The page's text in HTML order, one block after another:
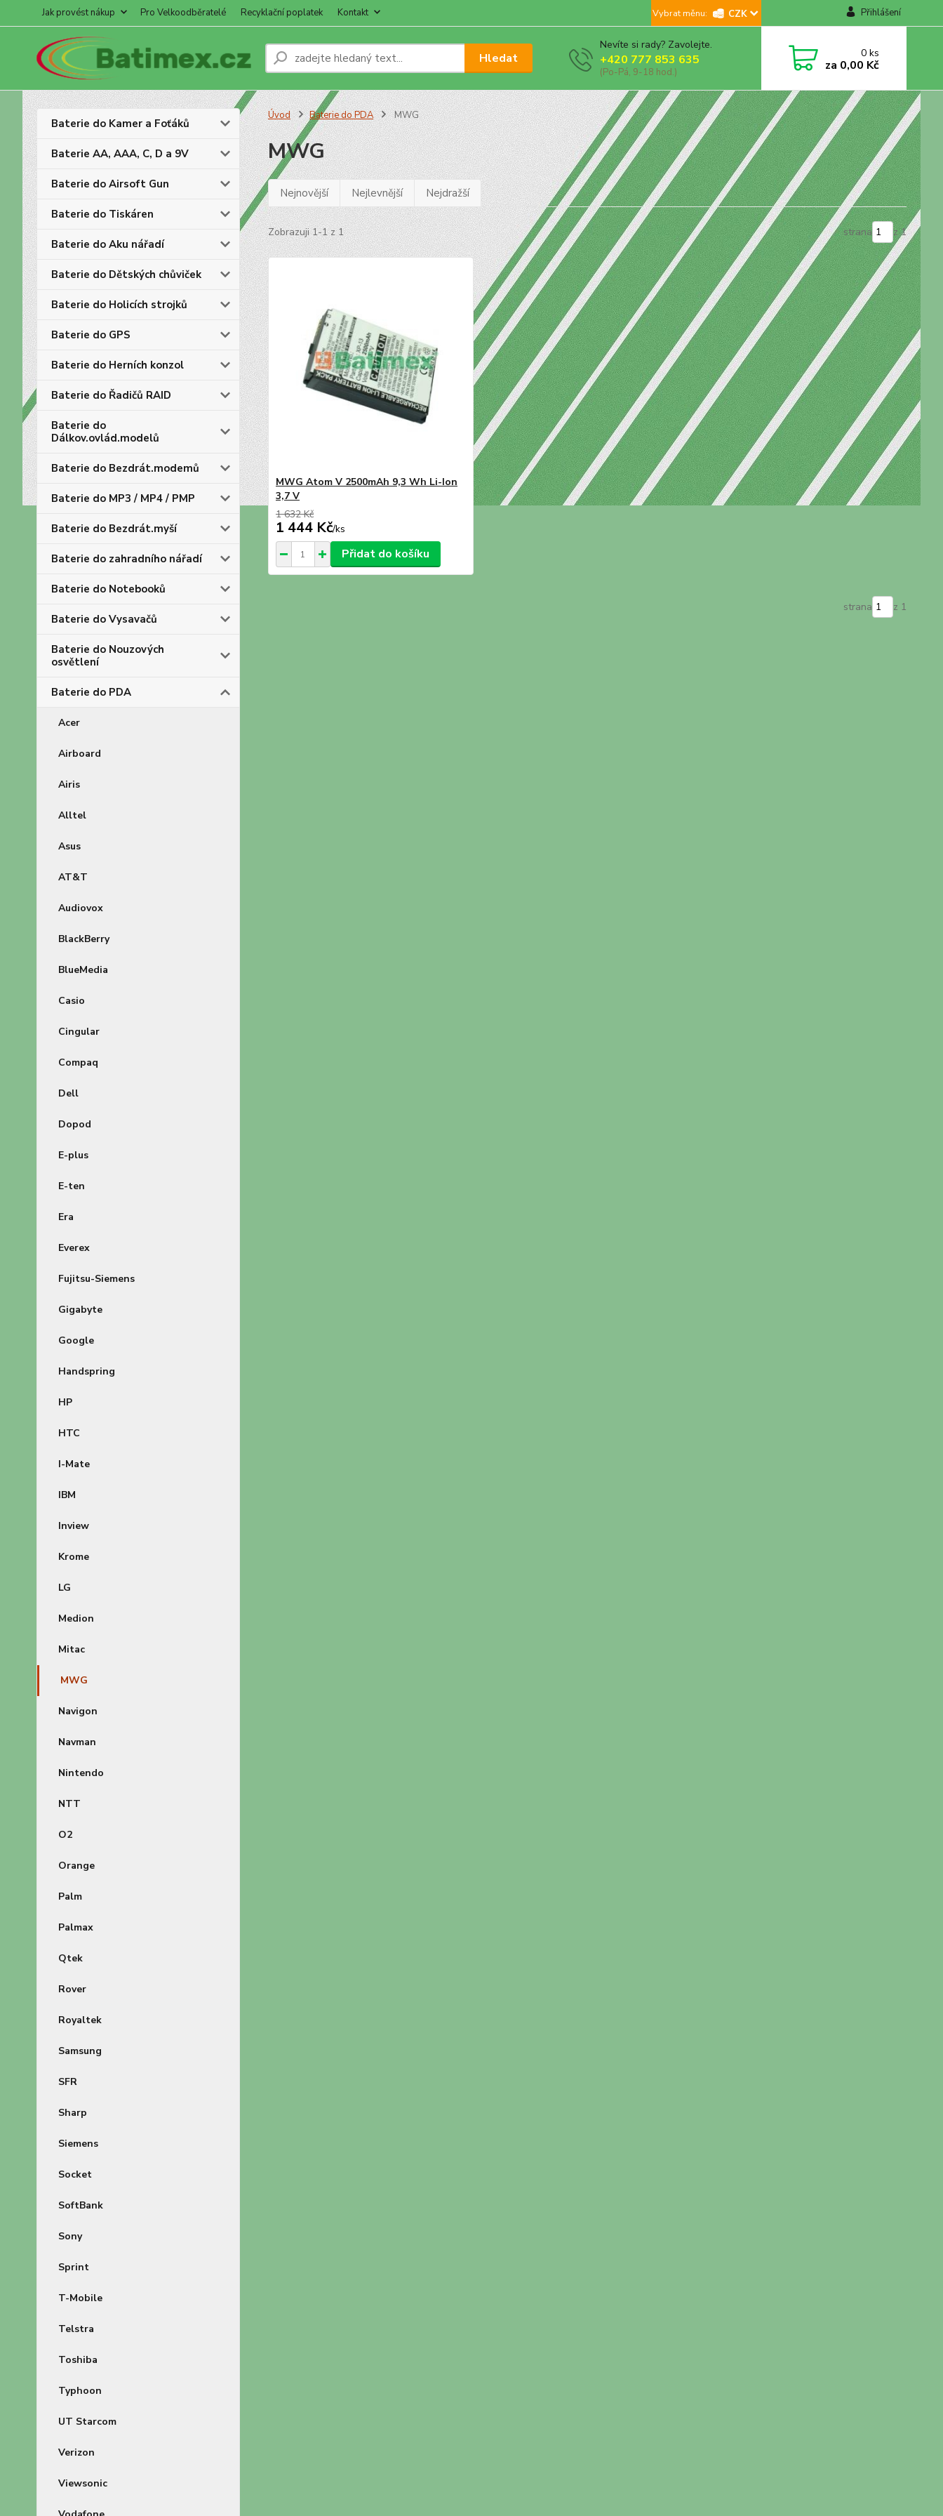
Jak provést nákup Pro Velkoodběratelé Recyklační poplatek Kontakt CZK Přihlášení
Hledat
Nevíte si rady? Zavolejte.
+420 777 853 635
(Po-Pá, 9-18 hod.)
0ks
za 0,00 Kč
Baterie do Kamer a Foťáků
Baterie AA, AAA, C, D a 9V
Baterie do Airsoft Gun
Baterie do Tiskáren
Baterie do Aku nářadí
Baterie do Dětských chůviček
Baterie do Holicích strojků
Baterie do GPS
Baterie do Herních konzol
Baterie do Řadičů RAID
Baterie do
Dálkov.ovlád.modelů
Baterie do Bezdrát.modemů
Baterie do MP3 / MP4 / PMP
Baterie do Bezdrát.myší
Baterie do zahradního nářadí
Baterie do Notebooků
Baterie do Vysavačů
Baterie do Nouzových
osvětlení
Baterie do PDA
Acer
Airboard
Airis
Alltel
Asus
AT&T
Audiovox
BlackBerry
BlueMedia
Casio
Cingular
Compaq
Dell
Dopod
E-plus
E-ten
Era
Everex
Fujitsu-Siemens
Gigabyte
Google
Handspring
HP
HTC
I-Mate
IBM
Inview
Krome
LG
Medion
Mitac
MWG
Navigon
Navman
Nintendo
NTT
O2
Orange
Palm
Palmax
Qtek
Rover
Royaltek
Samsung
SFR
Sharp
Siemens
Socket
SoftBank
Sony
Sprint
T-Mobile
Telstra
Toshiba
Typhoon
UT Starcom
Verizon
Viewsonic
Úvod Baterie do PDA MWG
MWG
Nejnovější Nejlevnější Nejdražší
Zobrazuji 1-1 z 1 strana z 1
MWG Atom V 2500mAh 9,3 Wh Li-Ion
3,7 V
1 632 Kč
1 444 Kč/ks
Přidat do košíku
strana z 1